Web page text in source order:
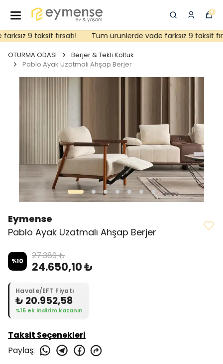
0
9 taksit fırsatı! Tüm ürünlerde vade farksız 9 taksit
OTURMA ODASI
Berjer & Tekli Koltuk
Pablo Ayak Uzatmalı Ahşap Berjer
Eymense
Pablo Ayak Uzatmalı Ahşap Berjer
%10 27.389 ₺
24.650,10 ₺
Havale/EFT Fiyatı
₺ 20.952,58
%15 ek indirim kazanın
Taksit Seçenekleri
Paylaş: